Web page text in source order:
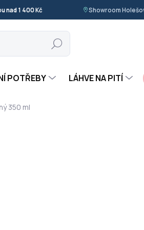
nad 1 400 Kč Showroom
Hledat
POTŘEBY LÁHVE NA PITÍ
350 ml